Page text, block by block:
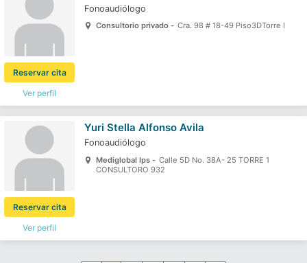
Ver perfil
Reservar cita
Fonoaudiólogo
Consultorio privado - Cra. 98 # 18-49 Piso3DTorre I
Ver perfil
Reservar cita
Yuri Stella Alfonso Avila
Fonoaudiólogo
Mediglobal Ips - Calle 5D No. 38A- 25 TORRE 1
CONSULTORO 932